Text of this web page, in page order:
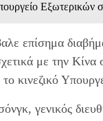
Εξωτερικών
επίσημα
με την
κινεζικό
γενικός